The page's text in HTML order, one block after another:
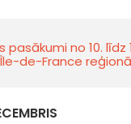
pasākumi no 10. līdz
de-France reģionā